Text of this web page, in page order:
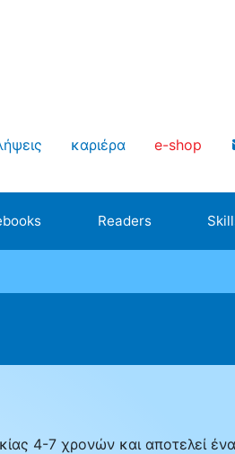
καριέρα e-shop
Readers
4-7 χρονών και αποτελεί